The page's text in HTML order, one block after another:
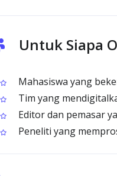
Untuk Siapa
Mahasiswa yang
Tim yang
Editor dan pemasar
Peneliti yang